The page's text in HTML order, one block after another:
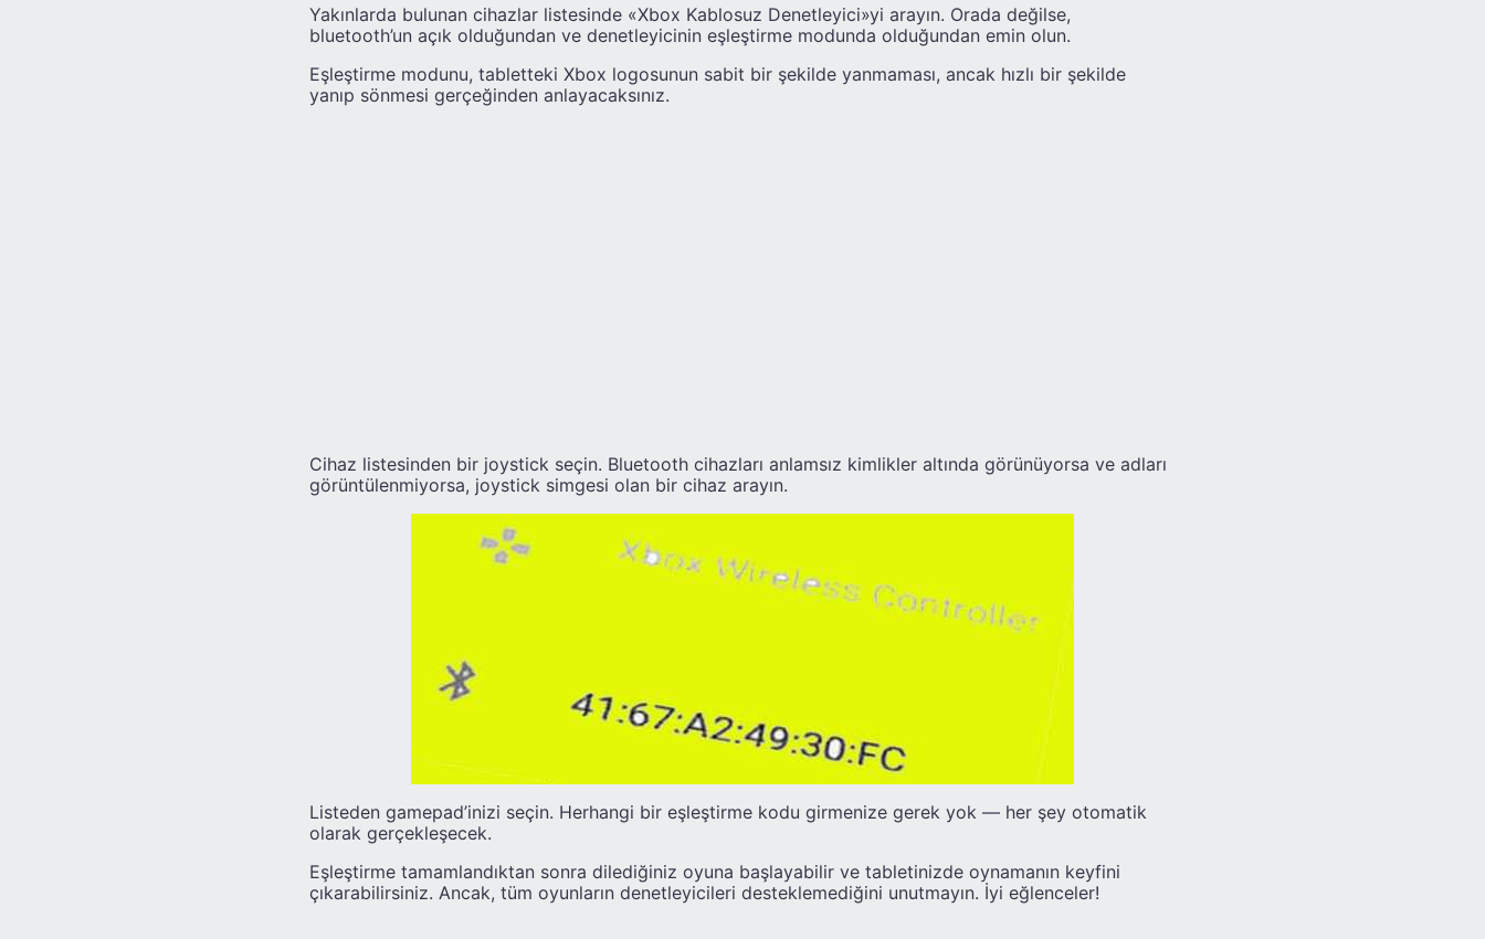
Yakınlarda bulunan cihazlar listesinde «Xbox Kablosuz Denetleyici»yi arayın. Orada değilse,
bluetooth’un açık olduğundan ve denetleyicinin eşleştirme modunda olduğundan emin olun.
Eşleştirme modunu, tabletteki Xbox logosunun sabit bir şekilde yanmaması, ancak hızlı bir şekilde
yanıp sönmesi gerçeğinden anlayacaksınız.
Cihaz listesinden bir joystick seçin. Bluetooth cihazları anlamsız kimlikler altında görünüyorsa ve adları
görüntülenmiyorsa, joystick simgesi olan bir cihaz arayın.
Listeden gamepad’inizi seçin. Herhangi bir eşleştirme kodu girmenize gerek yok — her şey otomatik
olarak gerçekleşecek.
Eşleştirme tamamlandıktan sonra dilediğiniz oyuna başlayabilir ve tabletinizde oynamanın keyfini
çıkarabilirsiniz. Ancak, tüm oyunların denetleyicileri desteklemediğini unutmayın. İyi eğlenceler!